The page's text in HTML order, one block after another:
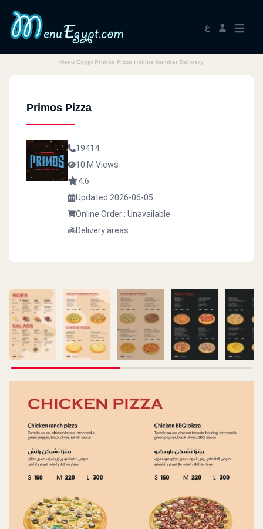
ع
Menu Egypt Primos Pizza Hotline Number Delivery
Primos Pizza
19414
10 M Views
4.6
Updated 2026-06-05
Online Order : Unavailable
Delivery areas